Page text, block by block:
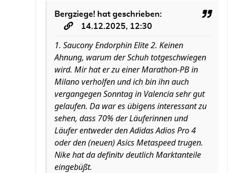
Bergziege! hat geschrieben:
14.12.2025, 12:30
1. Saucony Endorphin Elite 2. Keinen
Ahnung, warum der Schuh totgeschwiegen
wird. Mir hat er zu einer Marathon-PB in
Milano verholfen und ich bin ihn auch
vergangegen Sonntag in Valencia sehr gut
gelaufen. Da war es übigens interessant zu
sehen, dass 70% der Läuferinnen und
Läufer entweder den Adidas Adios Pro 4
oder den (neuen) Asics Metaspeed trugen.
Nike hat da definitv deutlich Marktanteile
eingebüßt.